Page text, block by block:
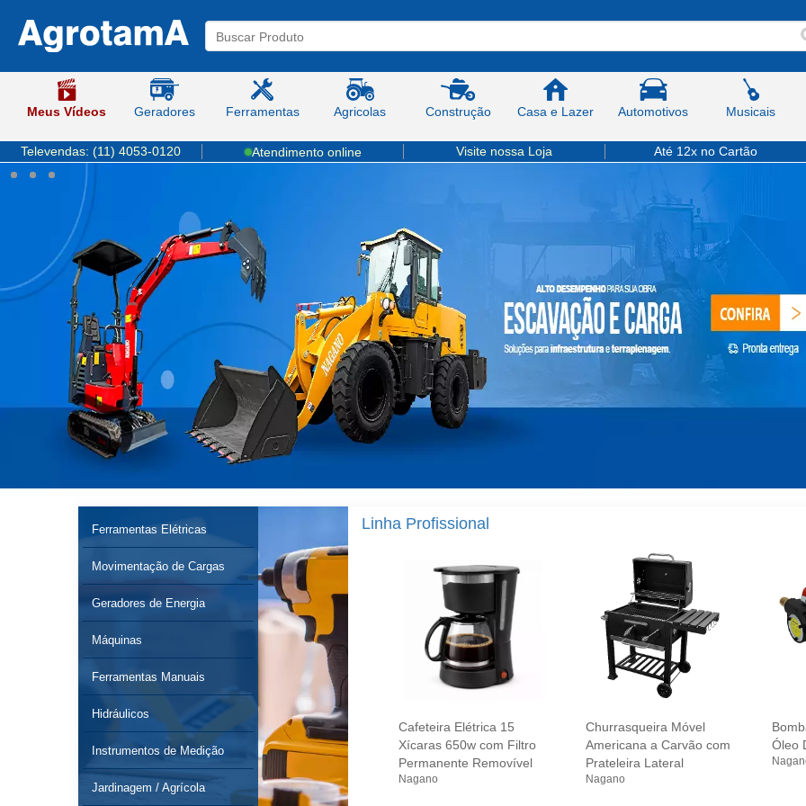
Soluções
Máquinas
Ferramentas
Meus Vídeos Geradores Ferramentas Agricolas Construção Casa e Lazer Automotivos Musicais
Televendas: (11) 4053-0120 Atendimento online Visite nossa Loja Até 12x no Cartão
Ferramentas Elétricas
Movimentação de Cargas
Geradores de Energia
Máquinas
Ferramentas Manuais
Hidráulicos
Instrumentos de Medição
Jardinagem / Agrícola
Linha Profissional
Óleo Diesel 12v
Churrasqueira a Gás 3
Queimadores Centrais 1
Lateral Americana a Bafo
Carrinho
Nagano
Cafeteira Elétrica 15
Xícaras 650w com Filtro
Permanente Removível
Nagano
Churrasqueira Móvel
Americana a Carvão com
Prateleira Lateral
Nagano
Óleo